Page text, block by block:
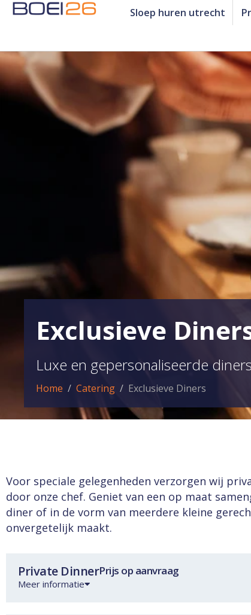
Sloep huren utrecht
Exclusieve
Luxe en gepersonaliseerde
Home Catering Exclusieve Diners
Voor speciale gelegenheden verzorgen wij
door onze chef. Geniet van een op maat
diner of in de vorm van meerdere kleine
onvergetelijk maakt.
Private DinnerPrijs op aanvraag
Meer informatie